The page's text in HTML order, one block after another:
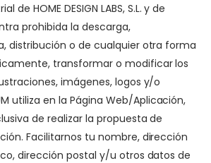
de HOME DESIGN LABS, S.L. y de
prohibida la descarga,
distribución o de cualquier otra forma
transformar o modificar los
imágenes, logos y/o
utiliza en la Página Web/Aplicación,
de realizar la propuesta de
Facilitarnos tu nombre, dirección
dirección postal y/u otros datos de